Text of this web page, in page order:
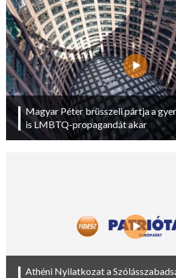
Magyar Péter brüsszeli pártja a
is LMBTQ-propagandát akar
Athéni Nyilatkozat a